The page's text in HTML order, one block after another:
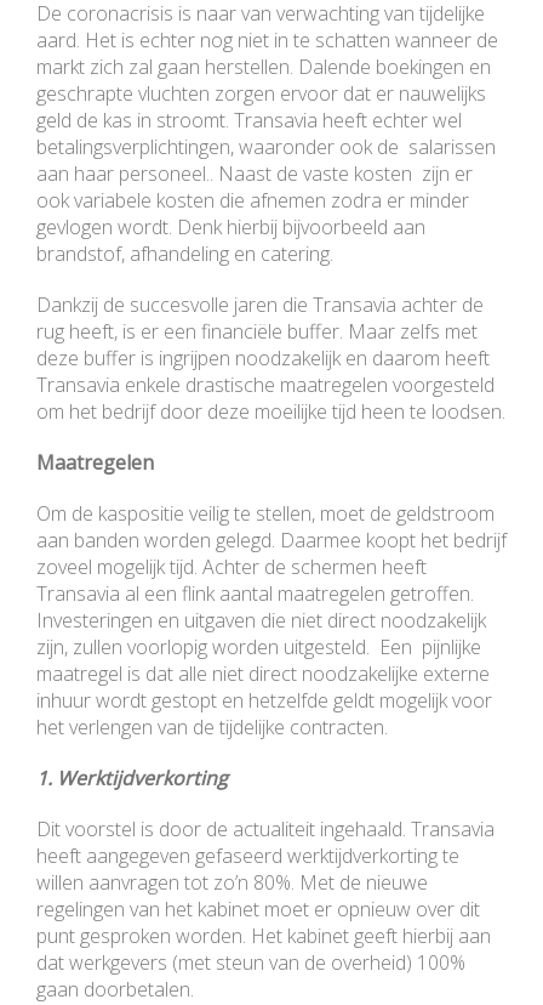
De coronacrisis is naar van verwachting van tijdelijke
aard. Het is echter nog niet in te schatten wanneer de
markt zich zal gaan herstellen. Dalende boekingen en
geschrapte vluchten zorgen ervoor dat er nauwelijks
geld de kas in stroomt. Transavia heeft echter wel
betalingsverplichtingen, waaronder ook de salarissen
aan haar personeel.. Naast de vaste kosten zijn er
ook variabele kosten die afnemen zodra er minder
gevlogen wordt. Denk hierbij bijvoorbeeld aan
brandstof, afhandeling en catering.
Dankzij de succesvolle jaren die Transavia achter de
rug heeft, is er een financiële buffer. Maar zelfs met
deze buffer is ingrijpen noodzakelijk en daarom heeft
Transavia enkele drastische maatregelen voorgesteld
om het bedrijf door deze moeilijke tijd heen te loodsen.
Maatregelen
Om de kaspositie veilig te stellen, moet de geldstroom
aan banden worden gelegd. Daarmee koopt het bedrijf
zoveel mogelijk tijd. Achter de schermen heeft
Transavia al een flink aantal maatregelen getroffen.
Investeringen en uitgaven die niet direct noodzakelijk
zijn, zullen voorlopig worden uitgesteld. Een pijnlijke
maatregel is dat alle niet direct noodzakelijke externe
inhuur wordt gestopt en hetzelfde geldt mogelijk voor
het verlengen van de tijdelijke contracten.
1. Werktijdverkorting
Dit voorstel is door de actualiteit ingehaald. Transavia
heeft aangegeven gefaseerd werktijdverkorting te
willen aanvragen tot zo’n 80%. Met de nieuwe
regelingen van het kabinet moet er opnieuw over dit
punt gesproken worden. Het kabinet geeft hierbij aan
dat werkgevers (met steun van de overheid) 100%
gaan doorbetalen.